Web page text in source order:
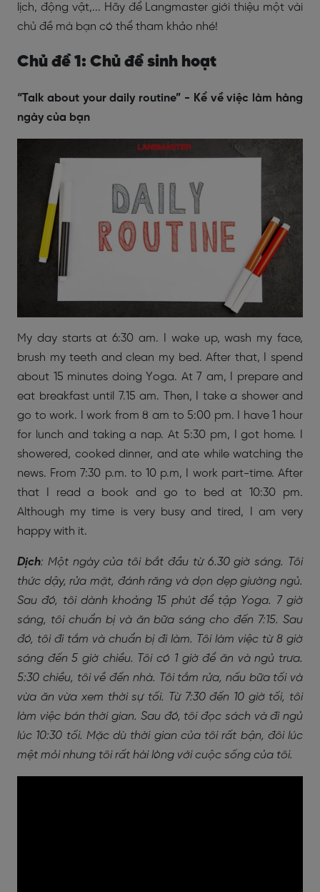
lịch, động vật,... Hãy để Langmaster giới thiệu một vài
chủ đề mà bạn có thể tham khảo nhé!
Chủ đề 1: Chủ đề sinh hoạt
“Talk about your daily routine” - Kể về việc làm hàng
ngày của bạn
My day starts at 6:30 am. I wake up, wash my face,
brush my teeth and clean my bed. After that, I spend
about 15 minutes doing Yoga. At 7 am, I prepare and
eat breakfast until 7.15 am. Then, I take a shower and
go to work. I work from 8 am to 5:00 pm. I have 1 hour
for lunch and taking a nap. At 5:30 pm, I got home. I
showered, cooked dinner, and ate while watching the
news. From 7:30 p.m. to 10 p.m, I work part-time. After
that I read a book and go to bed at 10:30 pm.
Although my time is very busy and tired, I am very
happy with it.
Dịch: Một ngày của tôi bắt đầu từ 6.30 giờ sáng. Tôi
thức dậy, rửa mặt, đánh răng và dọn dẹp giường ngủ.
Sau đó, tôi dành khoảng 15 phút để tập Yoga. 7 giờ
sáng, tôi chuẩn bị và ăn bữa sáng cho đến 7:15. Sau
đó, tôi đi tắm và chuẩn bị đi làm. Tôi làm việc từ 8 giờ
sáng đến 5 giờ chiều. Tôi có 1 giờ để ăn và ngủ trưa.
5:30 chiều, tôi về đến nhà. Tôi tắm rửa, nấu bữa tối và
vừa ăn vừa xem thời sự tối. Từ 7:30 đến 10 giờ tối, tôi
làm việc bán thời gian. Sau đó, tôi đọc sách và đi ngủ
lúc 10:30 tối. Mặc dù thời gian của tôi rất bận, đôi lúc
mệt mỏi nhưng tôi rất hài lòng với cuộc sống của tôi.